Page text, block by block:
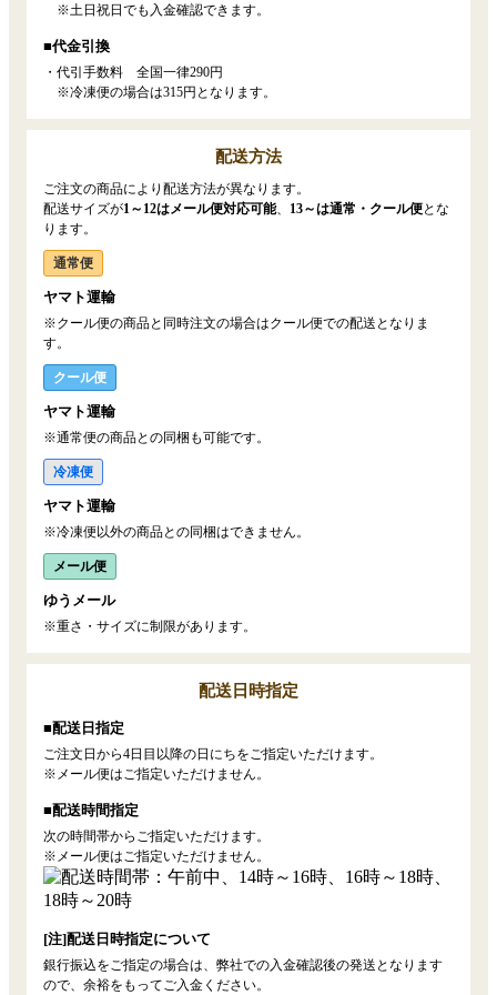
※土日祝日でも入金確認できます。
■代金引換
・代引手数料 全国一律290円
※冷凍便の場合は315円となります。
配送方法
ご注文の商品により配送方法が異なります。
配送サイズが1～12はメール便対応可能、 13～は通常・クール便とな
ります。
通常便
ヤマト運輸
※クール便の商品と同時注文の場合はクール便での配送となりま
す。
クール便
ヤマト運輸
※通常便の商品との同梱も可能です。
冷凍便
ヤマト運輸
※冷凍便以外の商品との同梱はできません。
メール便
ゆうメール
※重さ・サイズに制限があります。
配送日時指定
■配送日指定
ご注文日から4日目以降の日にちをご指定いただけます。
※メール便はご指定いただけません。
■配送時間指定
次の時間帯からご指定いただけます。
※メール便はご指定いただけません。
[注]配送日時指定について
銀行振込をご指定の場合は、弊社での入金確認後の発送となります
ので、余裕をもってご入金ください。